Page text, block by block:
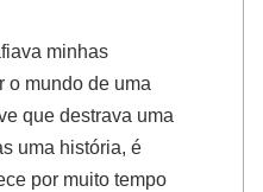
minhas
o mundo de uma
que destrava uma
uma história, é
por muito tempo